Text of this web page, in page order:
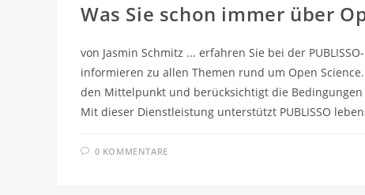
Was Sie schon immer über
von Jasmin Schmitz ... erfahren Sie bei der
informieren zu allen Themen rund um Open
den Mittelpunkt und berücksichtigt die
Mit dieser Dienstleistung unterstützt PUBLISSO
0 KOMMENTARE